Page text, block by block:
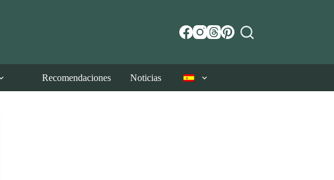
Recomendaciones Noticias